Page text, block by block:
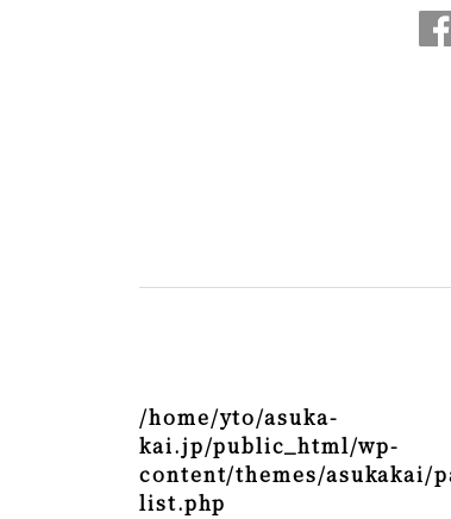
/home/yto/asuka-
kai.jp/public_html/wp-
content/themes/asukakai/
list.php